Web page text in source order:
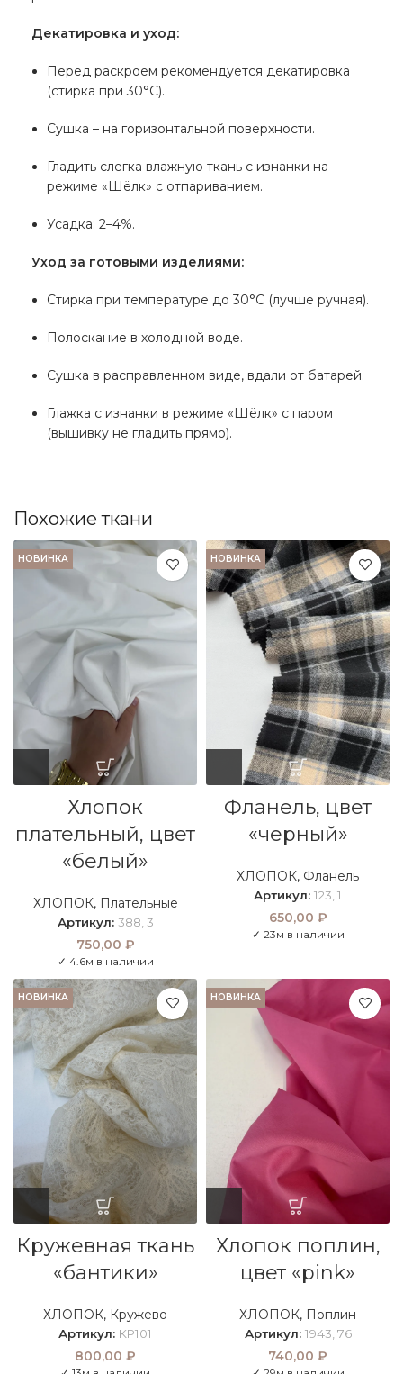
Декатировка и уход:
Перед раскроем рекомендуется декатировка
(стирка при 30°C).
Сушка – на горизонтальной поверхности.
Гладить слегка влажную ткань с изнанки на
режиме «Шёлк» с отпариванием.
Усадка: 2–4%.
Уход за готовыми изделиями:
Стирка при температуре до 30°C (лучше ручная).
Полоскание в холодной воде.
Сушка в расправленном виде, вдали от батарей.
Глажка с изнанки в режиме «Шёлк» с паром
(вышивку не гладить прямо).
Похожие ткани
НОВИНКА
Хлопок
плательный, цвет
«белый»
ХЛОПОК, Плательные
Артикул: 388, 3
750,00 ₽
✓ 4.6м в наличии
НОВИНКА
Фланель, цвет
«черный»
ХЛОПОК, Фланель
Артикул: 123, 1
650,00 ₽
✓ 23м в наличии
НОВИНКА
Кружевная ткань
«бантики»
ХЛОПОК, Кружево
Артикул: KP101
800,00 ₽
НОВИНКА
Хлопок поплин,
цвет «pink»
ХЛОПОК, Поплин
Артикул: 1943, 76
740,00 ₽